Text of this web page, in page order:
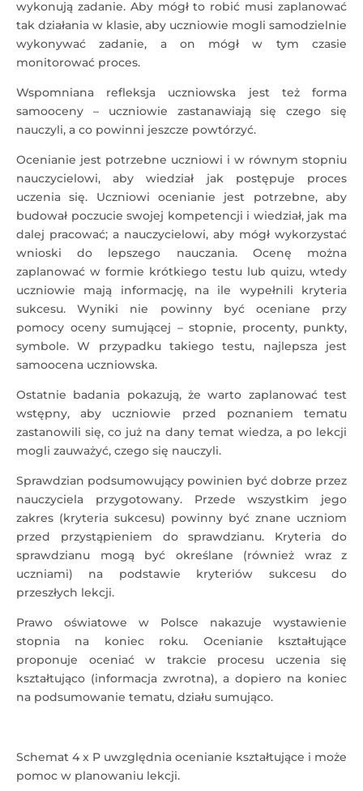
wykonują zadanie. Aby mógł to robić musi zaplanować
tak działania w klasie, aby uczniowie mogli samodzielnie
wykonywać zadanie, a on mógł w tym czasie
monitorować proces.
Wspomniana refleksja uczniowska jest też forma
samooceny – uczniowie zastanawiają się czego się
nauczyli, a co powinni jeszcze powtórzyć.
Ocenianie jest potrzebne uczniowi i w równym stopniu
nauczycielowi, aby wiedział jak postępuje proces
uczenia się. Uczniowi ocenianie jest potrzebne, aby
budował poczucie swojej kompetencji i wiedział, jak ma
dalej pracować; a nauczycielowi, aby mógł wykorzystać
wnioski do lepszego nauczania. Ocenę można
zaplanować w formie krótkiego testu lub quizu, wtedy
uczniowie mają informację, na ile wypełnili kryteria
sukcesu. Wyniki nie powinny być oceniane przy
pomocy oceny sumującej – stopnie, procenty, punkty,
symbole. W przypadku takiego testu, najlepsza jest
samoocena uczniowska.
Ostatnie badania pokazują, że warto zaplanować test
wstępny, aby uczniowie przed poznaniem tematu
zastanowili się, co już na dany temat wiedza, a po lekcji
mogli zauważyć, czego się nauczyli.
Sprawdzian podsumowujący powinien być dobrze przez
nauczyciela przygotowany. Przede wszystkim jego
zakres (kryteria sukcesu) powinny być znane uczniom
przed przystąpieniem do sprawdzianu. Kryteria do
sprawdzianu mogą być określane (również wraz z
uczniami) na podstawie kryteriów sukcesu do
przeszłych lekcji.
Prawo oświatowe w Polsce nakazuje wystawienie
stopnia na koniec roku. Ocenianie kształtujące
proponuje oceniać w trakcie procesu uczenia się
kształtująco (informacja zwrotna), a dopiero na koniec
na podsumowanie tematu, działu sumująco.
Schemat 4 x P uwzględnia ocenianie kształtujące i może
pomoc w planowaniu lekcji.